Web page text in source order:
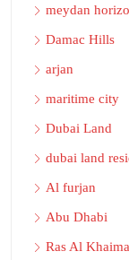
meydan
Damac Hills
arjan
maritime city
Dubai Land
dubai land
Al furjan
Abu Dhabi
Ras Al